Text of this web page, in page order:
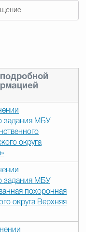
задания МБУ
округа
задания МБУ
похоронная
округа Верхняя